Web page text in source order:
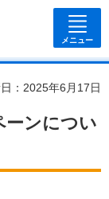
メニュー
：2025年6月17日
ーンについ